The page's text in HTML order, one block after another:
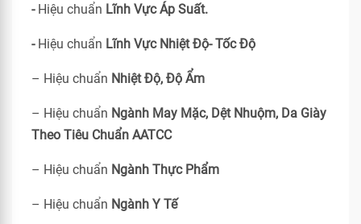
- Hiệu chuẩn Lĩnh Vực Áp Suất.
-Hiệu chuẩn Lĩnh Vực Nhiệt Độ- Tốc Độ
– Hiệu chuẩn Nhiệt Độ, Độ Ẩm
– Hiệu chuẩn Ngành May Mặc, Dệt Nhuộm, Da Giày
Theo Tiêu Chuẩn AATCC
– Hiệu chuẩn Ngành Thực Phẩm
– Hiệu chuẩn Ngành Y Tế